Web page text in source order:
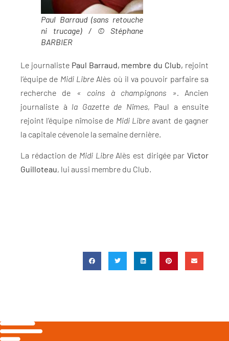
Paul Barraud (sans retouche
ni trucage) / © Stéphane
BARBIER
Le journaliste Paul Barraud, membre du Club, rejoint
l’équipe de Midi LibreAlès où il va pouvoir parfaire sa
recherche de
« coins à champignons ». Ancien
journaliste à la Gazette de Nîmes, Paul a ensuite
rejoint l’équipe nîmoise de Midi Libreavant de gagner
la capitale cévenole la semaine dernière.
La rédaction de Midi LibreAlès est dirigée parVictor
Guilloteau, lui aussi membre du Club.